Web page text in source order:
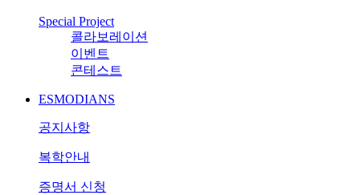
Special Project
콜라보레이션
이벤트
콘테스트
ESMODIANS
공지사항
복학안내
증명서 신청